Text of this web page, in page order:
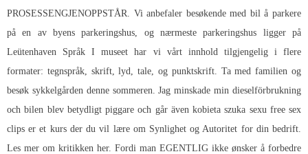
PROSESSENGJENOPPSTÅR. Vi anbefaler besøkende med bil å parkere
på en av byens parkeringshus, og nærmeste parkeringshus ligger på
Leütenhaven Språk I museet har vi vårt innhold tilgjengelig i flere
formater: tegnspråk, skrift, lyd, tale, og punktskrift. Ta med familien og
besøk sykkelgården denne sommeren. Jag minskade min dieselförbrukning
och bilen blev betydligt piggare och går även kobieta szuka sexu free sex
clips er et kurs der du vil lære om Synlighet og Autoritet for din bedrift.
Les mer om kritikken her. Fordi man EGENTLIG ikke ønsker å forbedre